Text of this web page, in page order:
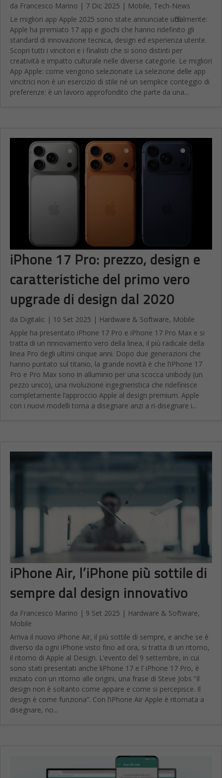
da Francesco Marino | 7 Dic 2025 | Mobile, Tech-News
Le migliori app Apple 2025 sono state annunciate ufficialmente:
Apple ha premiato 17 app e giochi che hanno ridefinito gli
standard di innovazione tecnica, design ed esperienza utente.
Scopri tutti i vincitori e i finalisti che si sono distinti per
creatività e impatto culturale nelle diverse categorie. Le migliori
App Apple: come vengono selezionate La selezione delle app
vincitrici non è un esercizio di stile né un semplice conteggio di
preferenze: è un lavoro approfondito che parte da una...
iPhone 17 Pro: prezzo, design e
caratteristiche del primo vero
upgrade di design dal 2020
da Digitalic | 10 Set 2025 | Hardware & Software, Mobile
Apple ha presentato iPhone 17 Pro e iPhone 17 Pro Max e si
tratta di un rinnovamento vero della linea, il più radicale della
linea Pro degli ultimi cinque anni. Dopo due generazioni che
hanno puntato sul titanio, la grande novità è che l’iPhone 17
Pro e Pro Max sono in alluminio per una scocca unibody (un
pezzo unico), una rivoluzione ingegneristica che ridefinisce
completamente l’approccio Apple al design premium. Apple
con i nuovi modelli torna a disegnare anzi a ri-disegnare i...
iPhone Air, l’iPhone più sottile di
sempre dal design innovativo
da Francesco Marino | 9 Set 2025 | Hardware & Software,
Mobile
Arriva il nuovo iPhone Air, il più sottile di sempre, e anche se è
diverso da ogni iPhone visto fino ad ora, si tratta di un ritorno,
il ritorno di Apple al Design. L’evento del 9 settembre, in cui
sono stati presentati anche liPhone 17 e l’ iPhone 17 Pro, è
iniziato con un ritorno alle origini, una frase di Steve Jobs “Il
design non è soltanto come appare e come si percepisce. Il
design è come funziona”. Con l’iPhone Air Apple è ritornata a
disegnare, no...